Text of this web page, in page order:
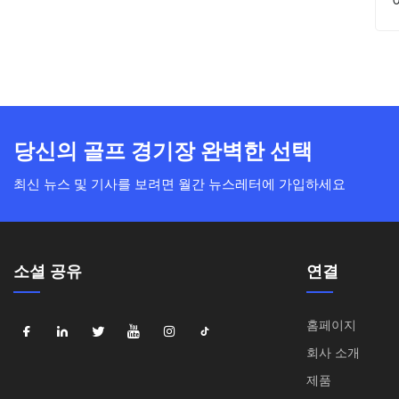
당신의 골프 경기장 완벽한 선택
최신 뉴스 및 기사를 보려면 월간 뉴스레터에 가입하세요
소셜 공유 연결
홈페이지
회사 소개
제품